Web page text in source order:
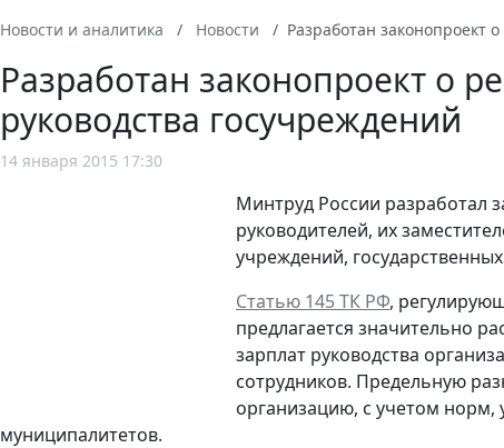
Новости и аналитика Новости Разработан законопроект
Разработан законопроект о
руководства госучреждений
14 января 2015 17:30
Минтруд России разработал
руководителей, их
учреждений,
Статью 145 ТК РФ,
предлагается значительно
зарплат руководства
сотрудников. Предельную
организацию, с учетом норм,
муниципалитетов.